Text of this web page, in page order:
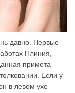
давно. Первые
Плиния,
примета
Если у
в левом ухе